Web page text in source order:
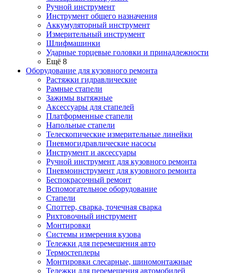
Ручной инструмент
Инструмент общего назначения
Аккумуляторный инструмент
Измерительный инструмент
Шлифмашинки
Ударные торцевые головки и принадлежности
Ещё 8
Оборудование для кузовного ремонта
Растяжки гидравлические
Рамные стапели
Зажимы вытяжные
Аксессуары для стапелей
Платформенные стапели
Напольные стапели
Телескопические измерительные линейки
Пневмогидравлические насосы
Инструмент и аксессуары
Ручной инструмент для кузовного ремонта
Пневмоинструмент для кузовного ремонта
Беспокрасочный ремонт
Вспомогательное оборудование
Стапели
Споттер, сварка, точечная сварка
Рихтовочный инструмент
Монтировки
Системы измерения кузова
Тележки для перемещения авто
Термостеплеры
Монтировки слесарные, шиномонтажные
Тележки для перемещения автомобилей